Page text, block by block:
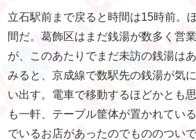
立石駅前まで戻ると時間は15時前。
間だ。葛飾区はまだ銭湯が数多く営
が、このあたりでまだ未訪の銭湯は
みると、京成線で数駅先の銭湯が気
い出す。電車で移動するほどかとも
も一軒、テーブル筐体が置かれてい
でいるお店があったのでもののつい